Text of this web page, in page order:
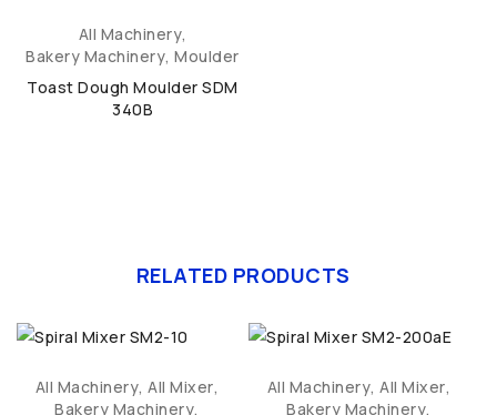
All Machinery,
Bakery Machinery,Moulder
Toast Dough Moulder SDM
340B
RELATED PRODUCTS
All Machinery,All Mixer,
Bakery Machinery,
All Machinery,All Mixer,
Bakery Machinery,